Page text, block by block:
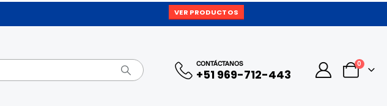
VER PRODUCTOS
CONTÁCTANOS
+51 969-712-443
0